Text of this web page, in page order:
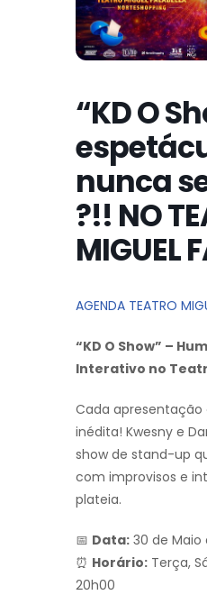
“KD O
nunca
?!! NO
MIGUEL
AGENDA TEATRO
“KD O Show” –
Interativo no
Cada
inédita! Kwesny e
show de stand-up
com improvisos e
plateia.
📅 Data: 30 de Maio
⏰ Horário: Terça,
20h00